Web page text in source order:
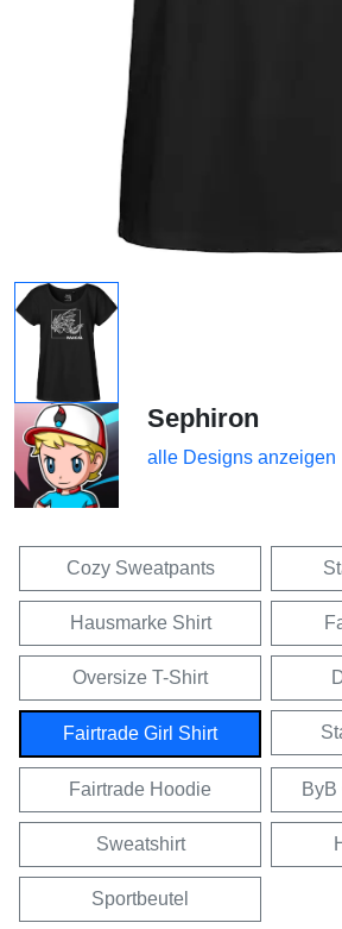
Sephiron
alle Designs anzeigen
Cozy Sweatpants
Hausmarke Shirt
Oversize T-Shirt
Fairtrade Girl Shirt
Fairtrade Hoodie
Sweatshirt
Sportbeutel